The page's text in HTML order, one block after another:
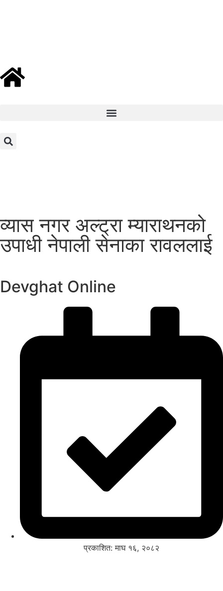
व्यास नगर अल्ट्रा म्याराथनको
उपाधी नेपाली सेनाका रावललाई
Devghat Online
प्रकाशित: माघ १६, २०८२